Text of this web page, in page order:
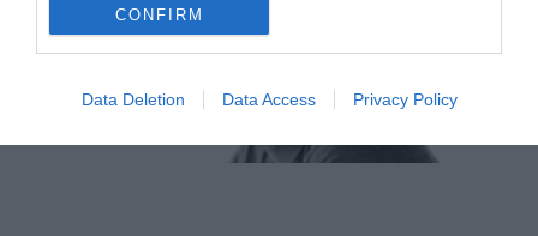
CONFIRM
Data Deletion Data Access Privacy Policy